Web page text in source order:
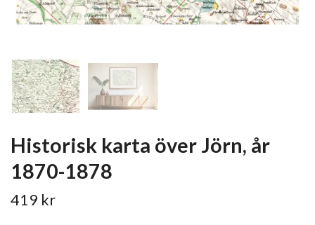
Historisk karta över Jörn, år
1870-1878
419 kr